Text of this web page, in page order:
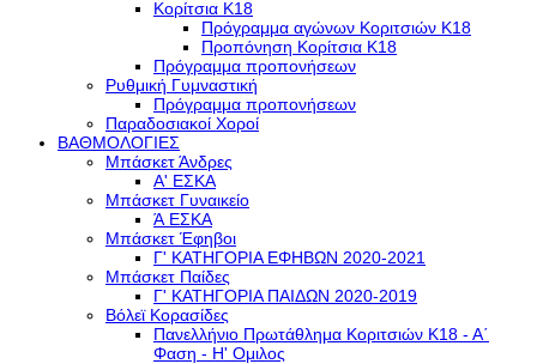
Κορίτσια Κ18
Πρόγραμμα αγώνων Κοριτσιών Κ18
Προπόνηση Κορίτσια Κ18
Πρόγραμμα προπονήσεων
Ρυθμική Γυμναστική
Πρόγραμμα προπονήσεων
Παραδοσιακοί Χοροί
ΒΑΘΜΟΛΟΓΙΕΣ
Μπάσκετ Άνδρες
Α' ΕΣΚΑ
Μπάσκετ Γυναικείο
Ά ΕΣΚΑ
Μπάσκετ Έφηβοι
Γ' ΚΑΤΗΓΟΡΙΑ ΕΦΗΒΩΝ 2020-2021
Μπάσκετ Παίδες
Γ' ΚΑΤΗΓΟΡΙΑ ΠΑΙΔΩΝ 2020-2019
Βόλεϊ Κορασίδες
Πανελλήνιο Πρωτάθλημα Κοριτσιών Κ18 - Α΄
Φαση - H' Ομιλος